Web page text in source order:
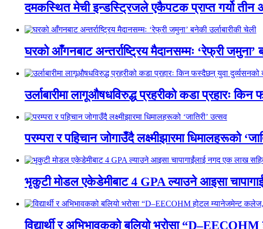
दमकस्थित मेची इन्डस्ट्रिजले एकैपटक प्राप्त गर्यो तीन
घरको आँगनबाट अन्तर्राष्ट्रिय मैदानसम्मः ‘रेफ्री जमुना’
उर्लाबारीमा लागूऔषधविरुद्ध प्रहरीको कडा प्रहारः
परम्परा र पहिचान जोगाउँदै लक्ष्मीझारमा धिमालहरूको
भृकुटी मोडल एकेडेमीबाट 4 GPA ल्याउने आइसा
विद्यार्थी र अभिभावकको बलियो भरोसा